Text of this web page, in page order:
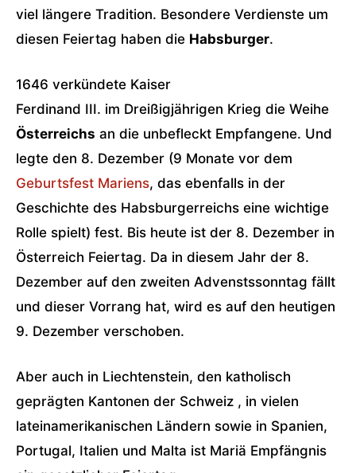
viel längere Tradition. Besondere Verdienste um
diesen Feiertag haben die Habsburger.
1646 verkündete Kaiser
Ferdinand III. im Dreißigjährigen Krieg die Weihe
Österreichs an die unbefleckt Empfangene. Und
legte den 8. Dezember (9 Monate vor dem
Geburtsfest Mariens, das ebenfalls in der
Geschichte des Habsburgerreichs eine wichtige
Rolle spielt) fest. Bis heute ist der 8. Dezember in
Österreich Feiertag. Da in diesem Jahr der 8.
Dezember auf den zweiten Advenstssonntag fällt
und dieser Vorrang hat, wird es auf den heutigen
9. Dezember verschoben.
Aber auch in Liechtenstein, den katholisch
geprägten Kantonen der Schweiz , in vielen
lateinamerikanischen Ländern sowie in Spanien,
Portugal, Italien und Malta ist Mariä Empfängnis